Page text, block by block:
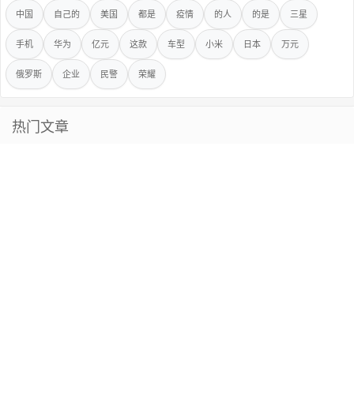
中国 自己的 美国 都是 疫情 的人 的是 三星
手机 华为 亿元 这款 车型 小米 日本 万元
俄罗斯 企业 民警 荣耀
热门文章